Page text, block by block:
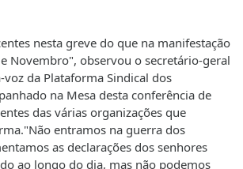
nesta greve do que na manifestação
Novembro", observou o secretário-geral
voz da Plataforma Sindical dos
na Mesa desta conferência de
das várias organizações que
entramos na guerra dos
as declarações dos senhores
ao longo do dia, mas não podemos